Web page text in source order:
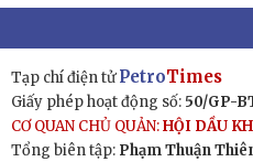
Tạp chí điện tửPetroTimes
Giấy phép hoạt động số: 50/GP-
CƠ QUAN CHỦ QUẢN:HỘI DẦU
Tổng biên tập: Phạm Thuận